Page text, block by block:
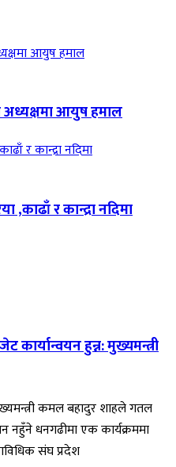
अध्यक्षमा आयुष हमाल
र कान्द्रा नदिमा
हुन्न: मुख्यमन्त्री
कमल बहादुर शाहले गतल
नहुँने धनगढीमा एक कार्यक्रममा
संघ प्रदेश